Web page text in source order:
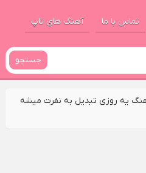
تماس با ما آهنگ های تاپ
جستجو
یه روزی تبدیل به نفرت میشه